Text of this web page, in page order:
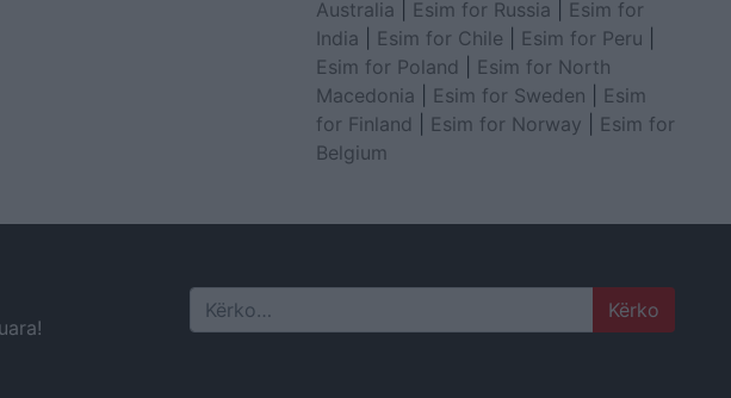
Australia
Esim for Russia
Esim for
India
Esim for Chile Esim for Peru
Esim for Poland
Esim for North
Macedonia
Esim for Sweden
Esim
for Finland
Esim for Norway
Esim for
Belgium
Search